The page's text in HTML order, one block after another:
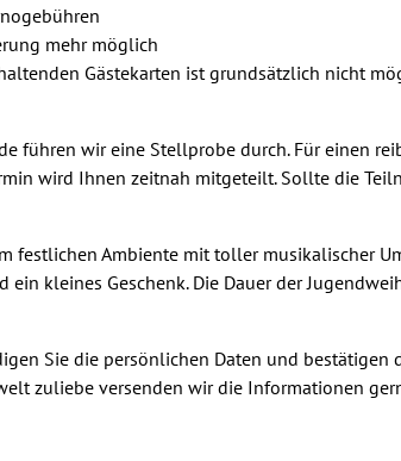
mehr möglich
Gästekarten ist grundsätzlich nicht
führen wir eine Stellprobe durch. Für einen
wird Ihnen zeitnah mitgeteilt. Sollte die
festlichen Ambiente mit toller musikalischer
ein kleines Geschenk. Die Dauer der
Sie die persönlichen Daten und
zuliebe versenden wir die Informationen